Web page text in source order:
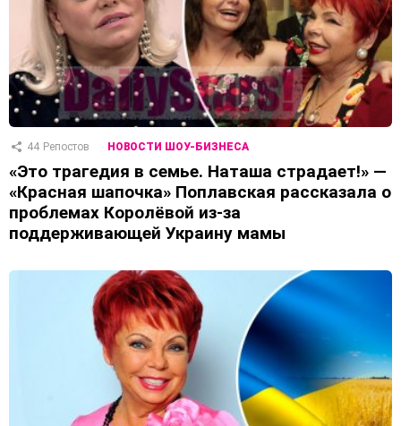
44 Репостов НОВОСТИ ШОУ-БИЗНЕСА
«Это трагедия в семье. Наташа страдает!» —
«Красная шапочка» Поплавская рассказала о
проблемах Королёвой из-за
поддерживающей Украину мамы